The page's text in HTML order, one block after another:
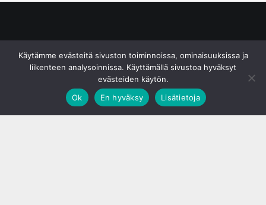
Käytämme evästeitä sivuston toiminnoissa, ominaisuuksissa ja
liikenteen analysoinnissa. Käyttämällä sivustoa hyväksyt
evästeiden käytön.
Ok
En hyväksy Lisätietoja